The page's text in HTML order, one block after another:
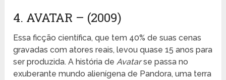
4. AVATAR – (2009)
Essa ficção científica, que tem 40% de suas cenas
gravadas com atores reais, levou quase 15 anos para
ser produzida. A história de Avatarse passa no
exuberante mundo alienígena de Pandora, uma terra